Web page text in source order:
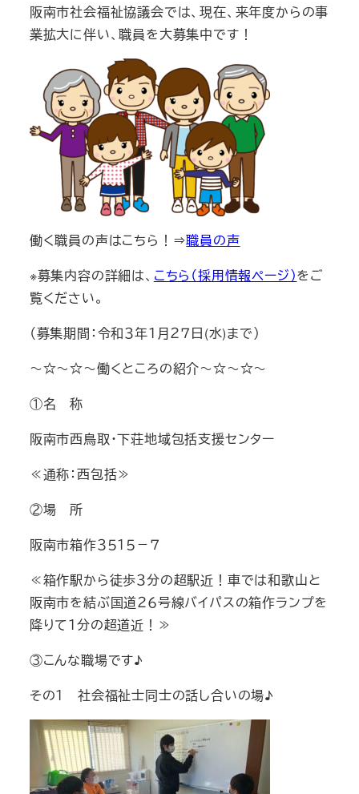
阪南市社会福祉協議会では、現在、来年度からの事
業拡大に伴い、職員を大募集中です！
働く職員の声はこちら！⇒職員の声
※募集内容の詳細は、 こちら（採用情報ページ）をご
覧ください。
（募集期間：令和３年１月２７日(水)まで）
～☆～☆～働くところの紹介～☆～☆～
①名 称
阪南市西鳥取・下荘地域包括支援センター
≪通称：西包括≫
②場 所
阪南市箱作３５１５－７
≪箱作駅から徒歩３分の超駅近！車では和歌山と
阪南市を結ぶ国道２６号線バイパスの箱作ランプを
降りて１分の超道近！≫
③こんな職場です♪
その１ 社会福祉士同士の話し合いの場♪